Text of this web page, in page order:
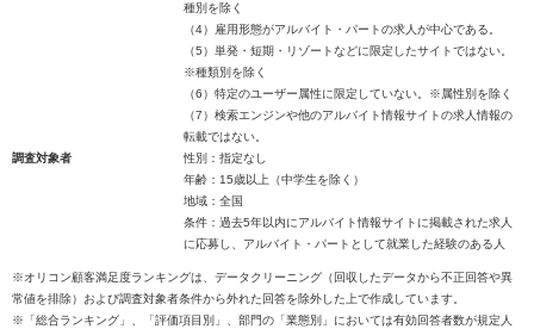
種別を除く
（4）雇用形態がアルバイト・パートの求人が中心である。
（5）単発・短期・リゾートなどに限定したサイトではない。
※種類別を除く
（6）特定のユーザー属性に限定していない。※属性別を除く
（7）検索エンジンや他のアルバイト情報サイトの求人情報の
転載ではない。
調査対象者
性別：指定なし
年齢：15歳以上（中学生を除く）
地域：全国
条件：過去5年以内にアルバイト情報サイトに掲載された求人
に応募し、アルバイト・パートとして就業した経験のある人
※オリコン顧客満足度ランキングは、データクリーニング（回収したデータから不正回答や異
常値を排除）および調査対象者条件から外れた回答を除外した上で作成しています。
※「総合ランキング」、「評価項目別」、部門の「業態別」においては有効回答者数が規定人